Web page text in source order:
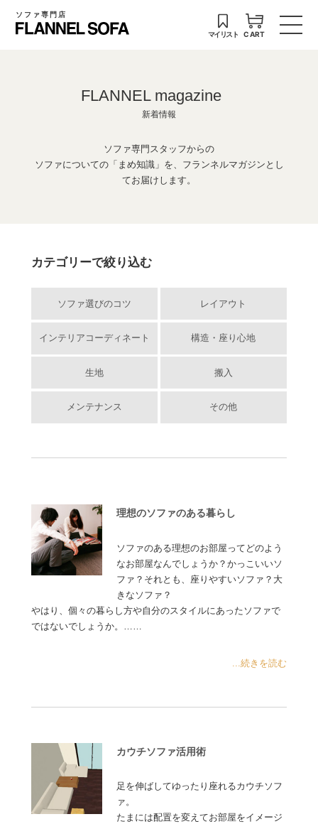
ソファ専門店
マイリスト CART
FLANNEL magazine
新着情報
ソファ専門スタッフからの
ソファについての「まめ知識」を、フランネルマガジンとし
てお届けします。
カテゴリーで絞り込む
ソファ選びのコツ レイアウト
インテリアコーディネート 構造・座り心地
生地 搬入
メンテナンス その他
理想のソファのある暮らし
ソファのある理想のお部屋ってどのよう
なお部屋なんでしょうか？かっこいいソ
ファ？それとも、座りやすいソファ？大
きなソファ？
やはり、個々の暮らし方や自分のスタイルにあったソファで
ではないでしょうか。……
...続きを読む
カウチソファ活用術
足を伸ばしてゆったり座れるカウチソフ
ァ。
たまには配置を変えてお部屋をイメージ